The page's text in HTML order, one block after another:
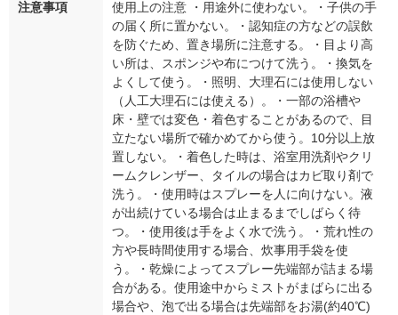
注意事項
使用上の注意 ・用途外に使わない。・子供の手
の届く所に置かない。・認知症の方などの誤飲
を防ぐため、置き場所に注意する。・目より高
い所は、スポンジや布につけて洗う。・換気を
よくして使う。・照明、大理石には使用しない
（人工大理石には使える）。・一部の浴槽や
床・壁では変色・着色することがあるので、目
立たない場所で確かめてから使う。10分以上放
置しない。・着色した時は、浴室用洗剤やクリ
ームクレンザー、タイルの場合はカビ取り剤で
洗う。・使用時はスプレーを人に向けない。液
が出続けている場合は止まるまでしばらく待
つ。・使用後は手をよく水で洗う。・荒れ性の
方や長時間使用する場合、炊事用手袋を使
う。・乾燥によってスプレー先端部が詰まる場
合がある。使用途中からミストがまばらに出る
場合や、泡で出る場合は先端部をお湯(約40℃)